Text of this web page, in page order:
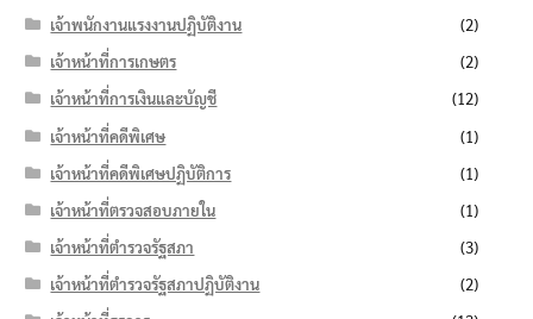
เจ้าพนักงานแรงงานปฏิบัติงาน
(2)
เจ้าหน้าที่การเกษตร
(2)
เจ้าหน้าที่การเงินและบัญชี
(12)
เจ้าหน้าที่คดีพิเศษ
(1)
เจ้าหน้าที่คดีพิเศษปฏิบัติการ
(1)
เจ้าหน้าที่ตรวจสอบภายใน
(1)
เจ้าหน้าที่ตำรวจรัฐสภา
(3)
เจ้าหน้าที่ตำรวจรัฐสภาปฏิบัติงาน
(2)